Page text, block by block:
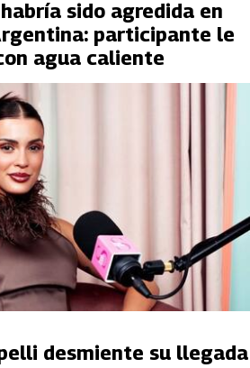
sido agredida en
participante le
agua caliente
desmiente su llegada